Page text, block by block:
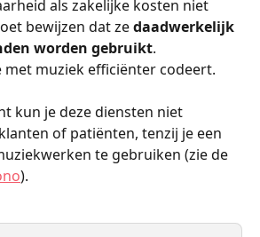
als zakelijke kosten niet
bewijzen dat ze daadwerkelijk
worden gebruikt.
met muziek efficiënter codeert.
kun je deze diensten niet
of patiënten, tenzij je een
te gebruiken (zie de
).